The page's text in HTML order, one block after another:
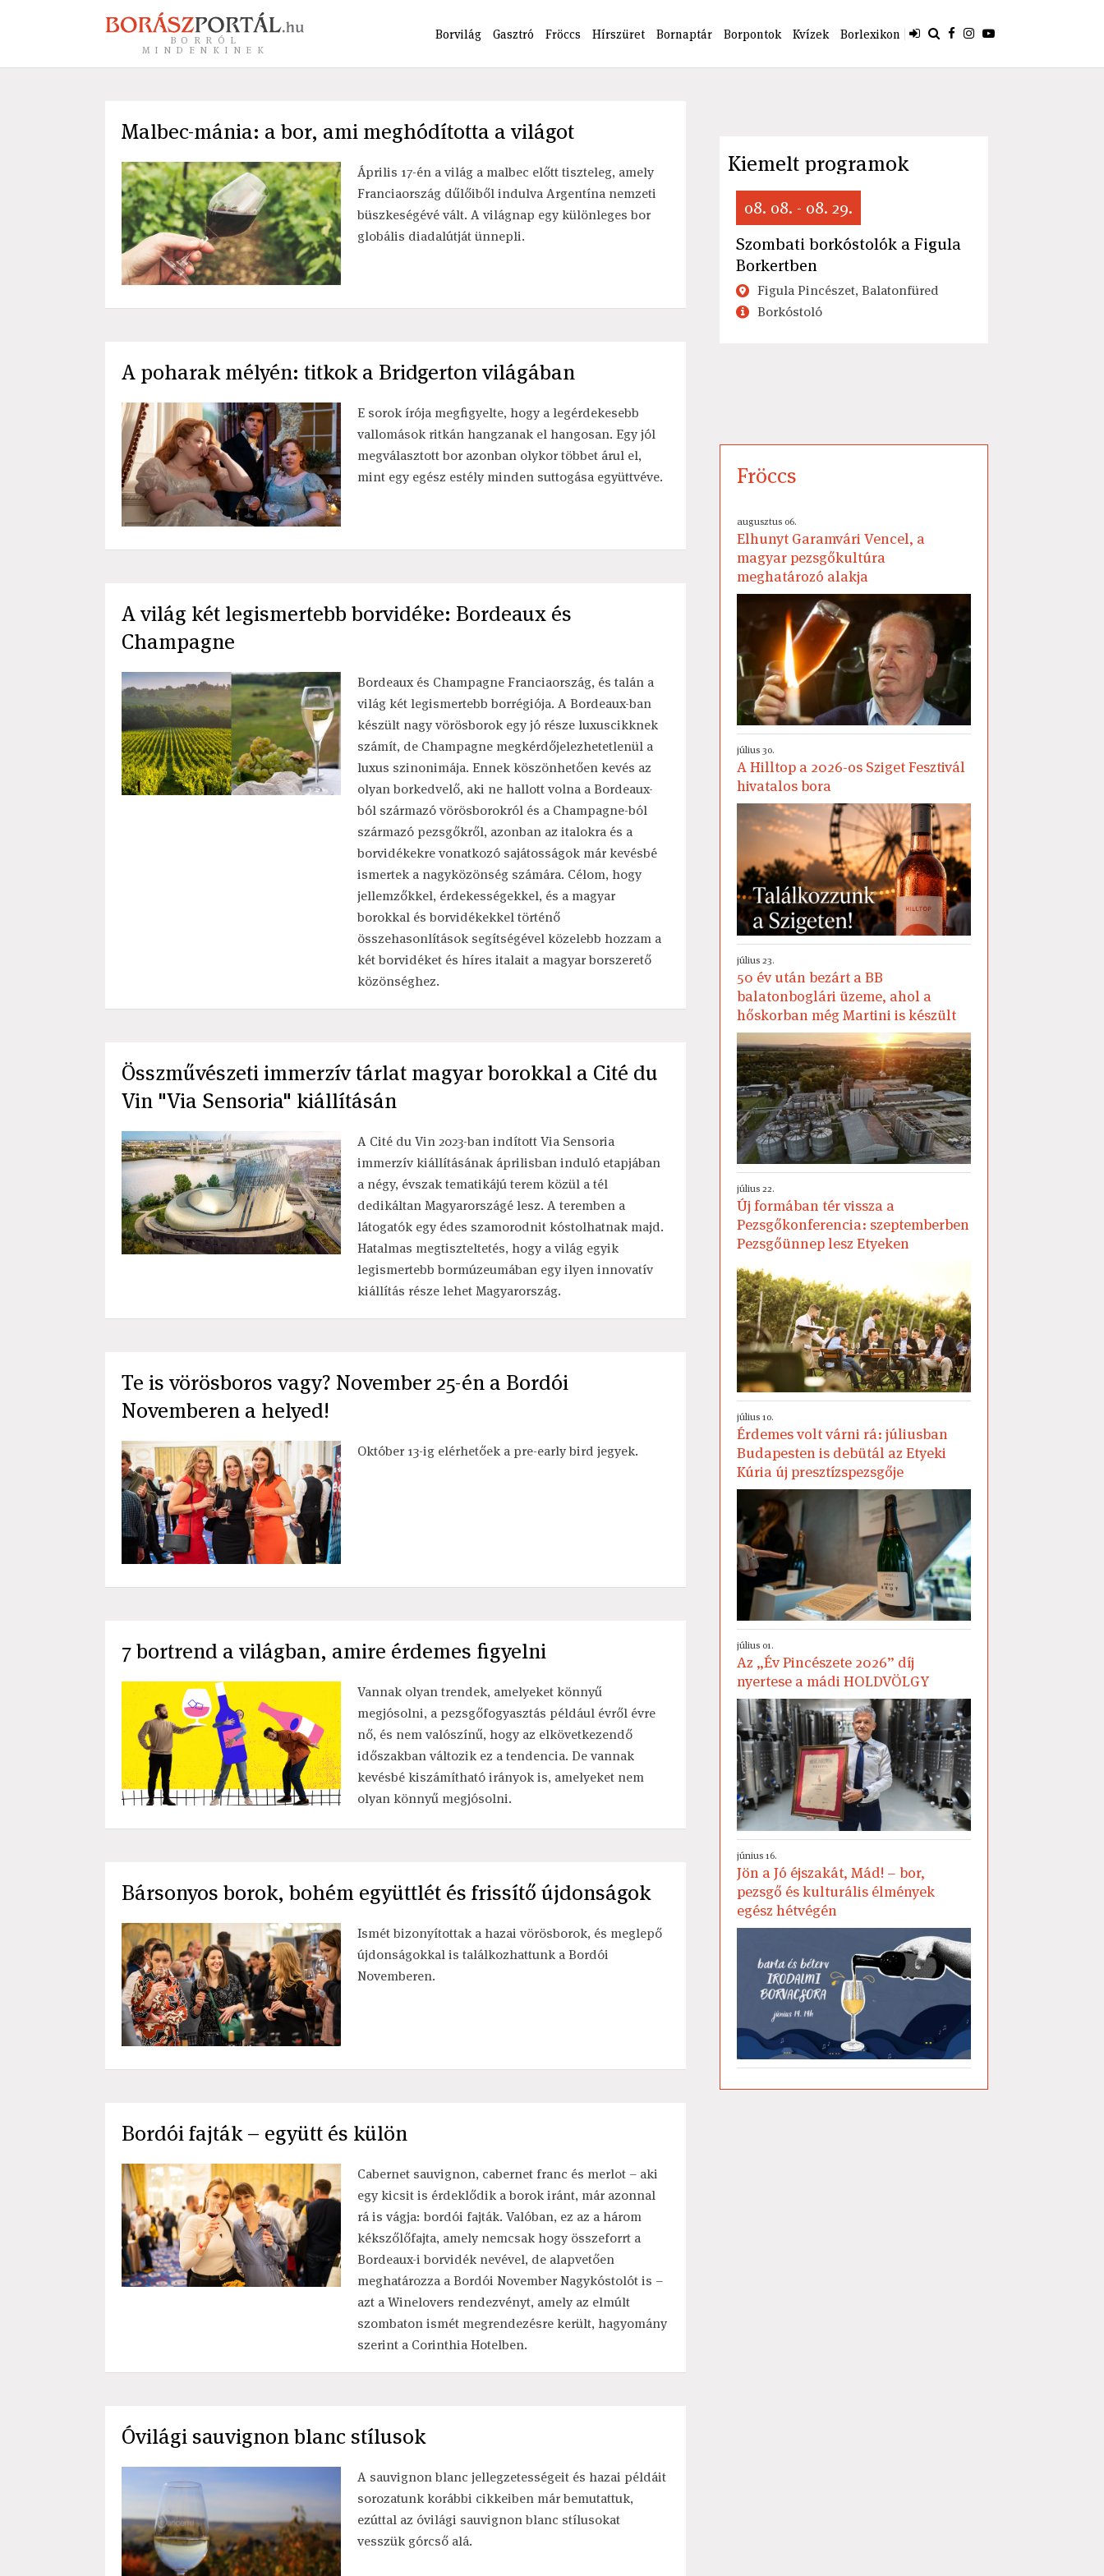
BORRÓL
MINDENKINEK
Borvilág Gasztró Fröccs Hírszüret Bornaptár Borpontok Kvízek Borlexikon
Malbec-mánia: a bor, ami meghódította a világot
Április 17-én a világ a malbec előtt tiszteleg, amely
Franciaország dűlőiből indulva Argentína nemzeti
büszkeségévé vált. A világnap egy különleges bor
globális diadalútját ünnepli.
A poharak mélyén: titkok a Bridgerton világában
E sorok írója megfigyelte, hogy a legérdekesebb
vallomások ritkán hangzanak el hangosan. Egy jól
megválasztott bor azonban olykor többet árul el,
mint egy egész estély minden suttogása együttvéve.
A világ két legismertebb borvidéke: Bordeaux és
Champagne
Bordeaux és Champagne Franciaország, és talán a
világ két legismertebb borrégiója. A Bordeaux-ban
készült nagy vörösborok egy jó része luxuscikknek
számít, de Champagne megkérdőjelezhetetlenül a
luxus szinonimája. Ennek köszönhetően kevés az
olyan borkedvelő, aki ne hallott volna a Bordeaux-
ból származó vörösborokról és a Champagne-ból
származó pezsgőkről, azonban az italokra és a
borvidékekre vonatkozó sajátosságok már kevésbé
ismertek a nagyközönség számára. Célom, hogy
jellemzőkkel, érdekességekkel, és a magyar
borokkal és borvidékekkel történő
összehasonlítások segítségével közelebb hozzam a
két borvidéket és híres italait a magyar borszerető
közönséghez.
Összművészeti immerzív tárlat magyar borokkal a Cité du
Vin "Via Sensoria" kiállításán
A Cité du Vin 2023-ban indított Via Sensoria
immerzív kiállításának áprilisban induló etapjában
a négy, évszak tematikájú terem közül a tél
dedikáltan Magyarországé lesz. A teremben a
látogatók egy édes szamorodnit kóstolhatnak majd.
Hatalmas megtiszteltetés, hogy a világ egyik
legismertebb bormúzeumában egy ilyen innovatív
kiállítás része lehet Magyarország.
Te is vörösboros vagy? November 25-én a Bordói
Novemberen a helyed!
Október 13-ig elérhetőek a pre-early bird jegyek.
7 bortrend a világban, amire érdemes figyelni
Vannak olyan trendek, amelyeket könnyű
megjósolni, a pezsgőfogyasztás például évről évre
nő, és nem valószínű, hogy az elkövetkezendő
időszakban változik ez a tendencia. De vannak
kevésbé kiszámítható irányok is, amelyeket nem
olyan könnyű megjósolni.
Bársonyos borok, bohém együttlét és frissítő újdonságok
Ismét bizonyítottak a hazai vörösborok, és meglepő
újdonságokkal is találkozhattunk a Bordói
Novemberen.
Bordói fajták – együtt és külön
Cabernet sauvignon, cabernet franc és merlot – aki
egy kicsit is érdeklődik a borok iránt, már azonnal
rá is vágja: bordói fajták. Valóban, ez az a három
kékszőlőfajta, amely nemcsak hogy összeforrt a
Bordeaux-i borvidék nevével, de alapvetően
meghatározza a Bordói November Nagykóstolót is –
azt a Winelovers rendezvényt, amely az elmúlt
szombaton ismét megrendezésre került, hagyomány
szerint a Corinthia Hotelben.
Óvilági sauvignon blanc stílusok
A sauvignon blanc jellegzetességeit és hazai példáit
sorozatunk korábbi cikkeiben már bemutattuk,
ezúttal az óvilági sauvignon blanc stílusokat
vesszük górcső alá.
Kiemelt programok
08. 08. - 08. 29.
Szombati borkóstolók a Figula
Borkertben
Figula Pincészet, Balatonfüred
Borkóstoló
Fröccs
augusztus 06.
Elhunyt Garamvári Vencel, a
magyar pezsgőkultúra
meghatározó alakja
július 30.
A Hilltop a 2026-os Sziget Fesztivál
hivatalos bora
július 23.
50 év után bezárt a BB
balatonboglári üzeme, ahol a
hőskorban még Martini is készült
július 22.
Új formában tér vissza a
Pezsgőkonferencia: szeptemberben
Pezsgőünnep lesz Etyeken
július 10.
Érdemes volt várni rá: júliusban
Budapesten is debütál az Etyeki
Kúria új presztízspezsgője
július 01.
Az „Év Pincészete 2026” díj
nyertese a mádi HOLDVÖLGY
június 16.
Jön a Jó éjszakát, Mád! – bor,
pezsgő és kulturális élmények
egész hétvégén